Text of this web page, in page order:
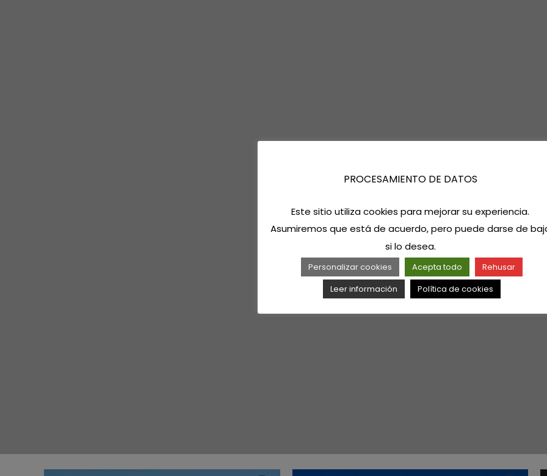
PROCESAMIENTO DE DATOS
Este sitio utiliza cookies para mejorar su experiencia.
Asumiremos que está de acuerdo, pero puede darse de
si lo desea.
Personalizar cookies Acepta todo
Rehusar
Leer información
Política de cookies